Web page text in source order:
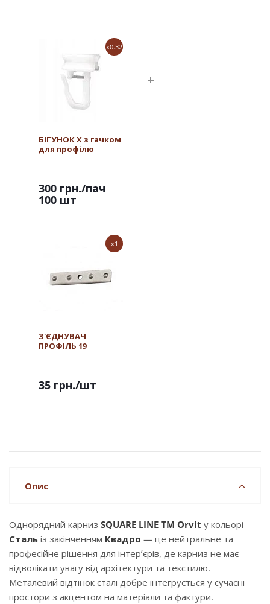
x0.32
БІГУНОК Х з гачком
для профілю
300 грн./пач
100 шт
x1
З'ЄДНУВАЧ
ПРОФІЛЬ 19
35 грн./шт
Опис
Однорядний карниз SQUARE LINE TM Orvit у кольорі
Сталь із закінченням Квадро — це нейтральне та
професійне рішення для інтер’єрів, де карниз не має
відволікати увагу від архітектури та текстилю.
Металевий відтінок сталі добре інтегрується у сучасні
простори з акцентом на матеріали та фактури.